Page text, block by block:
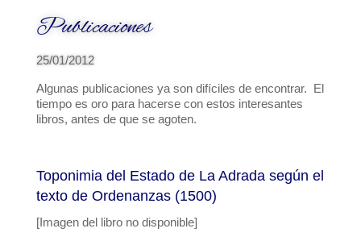
Publicaciones
25/01/2012
Algunas publicaciones ya son difíciles de encontrar. El
tiempo es oro para hacerse con estos interesantes
libros, antes de que se agoten.
Toponimia del Estado de La Adrada según el
texto de Ordenanzas (1500)
[Imagen del libro no disponible]